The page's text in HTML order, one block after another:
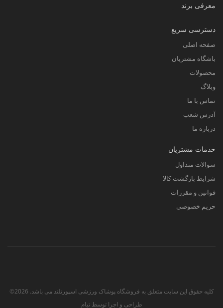
معرفی برند
دسترسی سریع
صفحه اصلی
باشگاه مشتریان
محصولات
وبلاگ
تماس با ما
آدرس شعب
درباره ما
خدمات مشتریان
سوالات متداول
شرایط بازگشت کالا
قوانین و مقررات
حریم خصوصی
کلیه حقوق این سایت متعلق به فروشگاه پوشاک ورزشی اسپورتلند می باشد. 2026©
طراحی و اجرا توسطتیام